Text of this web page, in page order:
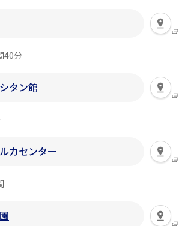
40分
タン館
カセンター